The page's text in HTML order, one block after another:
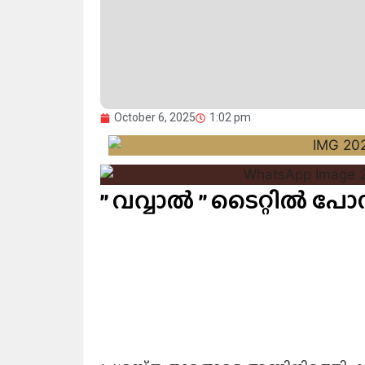
October 6, 2025 1:02 pm
” വവ്വാൽ ” ടൈറ്റിൽ